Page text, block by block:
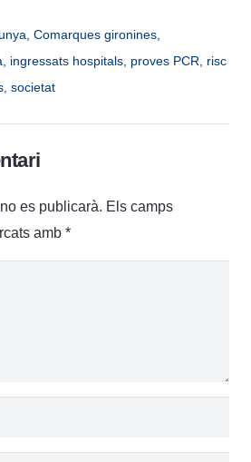
Comarques gironines,
ingressats hospitals proves PCR
risc
societat
es publicarà. Els camps
amb *